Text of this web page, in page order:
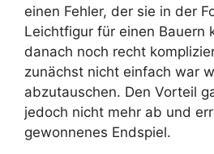
einen Fehler, der sie in der
Leichtfigur für einen Bauern
danach noch recht
zunächst nicht einfach war
abzutauschen. Den Vorteil
jedoch nicht mehr ab und
gewonnenes Endspiel.